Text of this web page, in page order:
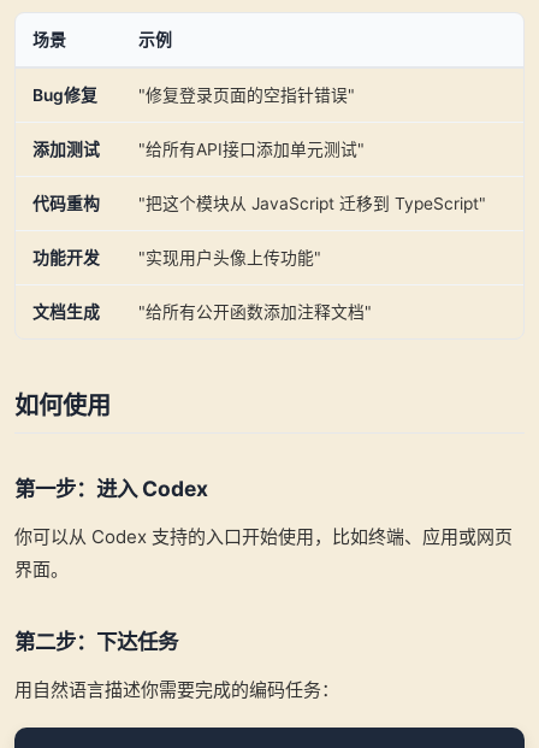
场景 示例
Bug修复 "修复登录页面的空指针错误"
添加测试 "给所有API接口添加单元测试"
代码重构 "把这个模块从 JavaScript 迁移到 TypeScript"
功能开发 "实现用户头像上传功能"
文档生成 "给所有公开函数添加注释文档"
如何使用
第一步：进入 Codex
你可以从 Codex 支持的入口开始使用，比如终端、应用或网页
界面。
第二步：下达任务
用自然语言描述你需要完成的编码任务：